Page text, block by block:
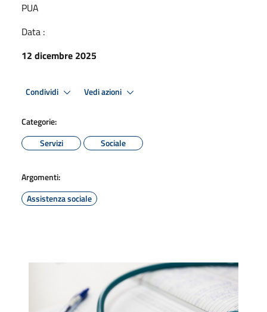
PUA
Data :
12 dicembre 2025
Condividi Vedi azioni
Categorie:
Servizi
Sociale
Argomenti:
Assistenza sociale